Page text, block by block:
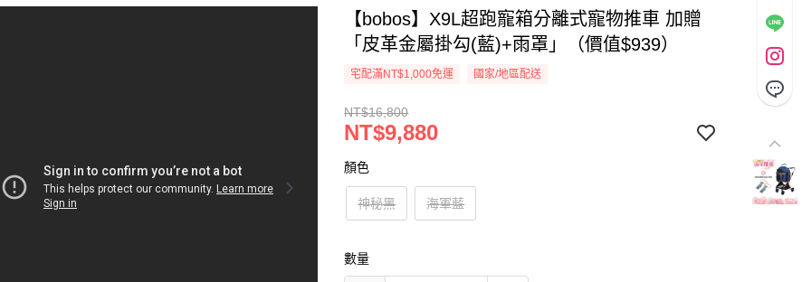
【bobos】X9L超跑寵箱分離式寵物推車 加贈
「皮革金屬掛勾(藍)+雨罩」（價值$939）
宅配滿NT$1,000免運 國家/地區配送
NT$16,800
NT$9,880
顏色
神秘黑 海軍藍
數量